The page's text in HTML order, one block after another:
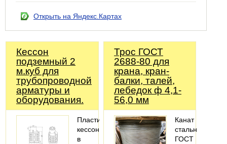
Открыть на Яндекс.Картах
Кессон
подземный 2
м.куб для
трубопроводной
арматуры и
оборудования.
Пластиковый
кессон
в
Трос ГОСТ
2688-80 для
крана, кран-
балки, талей,
лебедок ф 4,1-
56,0 мм
Канат
стальной
ГОСТ